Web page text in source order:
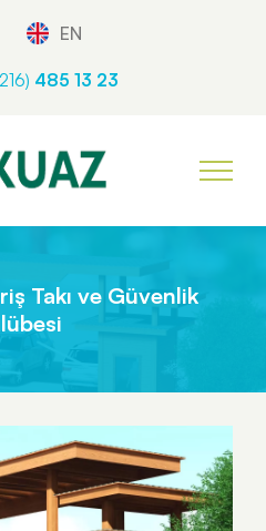
EN
485 13 23
Takı ve Güvenlik